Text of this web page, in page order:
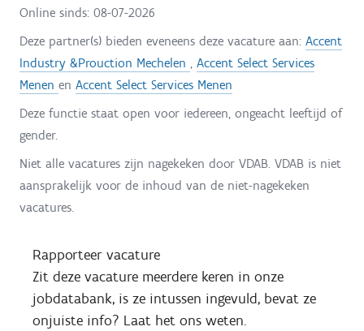
Online sinds: 08-07-2026
Deze partner(s) bieden eveneens deze vacature aan: Accent
Industry &Prouction Mechelen , Accent Select Services
Menen en Accent Select Services Menen
Deze functie staat open voor iedereen, ongeacht leeftijd of
gender.
Niet alle vacatures zijn nagekeken door VDAB. VDAB is niet
aansprakelijk voor de inhoud van de niet-nagekeken
vacatures.
Rapporteer vacature
Zit deze vacature meerdere keren in onze
jobdatabank, is ze intussen ingevuld, bevat ze
onjuiste info? Laat het ons weten.